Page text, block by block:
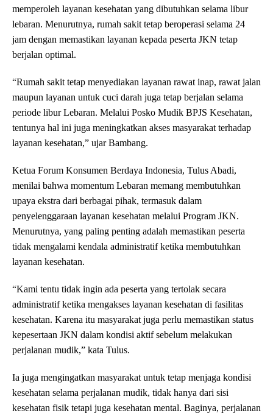
memperoleh layanan kesehatan yang dibutuhkan selama libur
lebaran. Menurutnya, rumah sakit tetap beroperasi selama 24
jam dengan memastikan layanan kepada peserta JKN tetap
berjalan optimal.
“Rumah sakit tetap menyediakan layanan rawat inap, rawat jalan
maupun layanan untuk cuci darah juga tetap berjalan selama
periode libur Lebaran. Melalui Posko Mudik BPJS Kesehatan,
tentunya hal ini juga meningkatkan akses masyarakat terhadap
layanan kesehatan,” ujar Bambang.
Ketua Forum Konsumen Berdaya Indonesia, Tulus Abadi,
menilai bahwa momentum Lebaran memang membutuhkan
upaya ekstra dari berbagai pihak, termasuk dalam
penyelenggaraan layanan kesehatan melalui Program JKN.
Menurutnya, yang paling penting adalah memastikan peserta
tidak mengalami kendala administratif ketika membutuhkan
layanan kesehatan.
“Kami tentu tidak ingin ada peserta yang tertolak secara
administratif ketika mengakses layanan kesehatan di fasilitas
kesehatan. Karena itu masyarakat juga perlu memastikan status
kepesertaan JKN dalam kondisi aktif sebelum melakukan
perjalanan mudik,” kata Tulus.
Ia juga mengingatkan masyarakat untuk tetap menjaga kondisi
kesehatan selama perjalanan mudik, tidak hanya dari sisi
kesehatan fisik tetapi juga kesehatan mental. Baginya, perjalanan